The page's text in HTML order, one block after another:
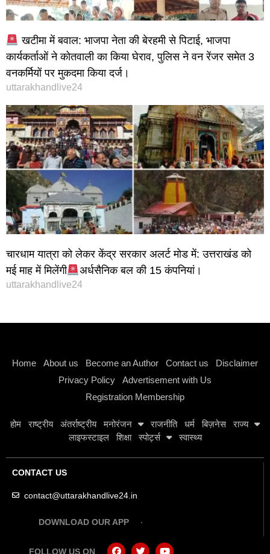
खटीमा में बवाल: भाजपा नेता की बेरहमी से पिटाई, भाजपा
कार्यकर्ताओं ने कोतवाली का किया घेराव, पुलिस ने वन रेंजर समेत 3
वनकर्मियों पर मुकदमा किया दर्ज।
uttarakhandlive24
चारधाम यात्रा को लेकर केंद्र सरकार अलर्ट मोड में: उत्तराखंड को
मई माह में मिलेंगी
अर्धसैनिक बल की 15 कंपनियां।
uttarakhandlive24
Home About us Become an Author Contact us
Disclaimer
Privacy Policy
Advertisement with Us
Registration Membership
होम राष्ट्रीय अंतर्राष्ट्रीय मनोरंजन राजनीति धर्म बिज़नेस
राज्य
लाइफस्टाइल
शिक्षा स्पोर्ट्स स्वास्थ्य
CONTACT US
contact@uttarakhandlive24.in
DOWNLOAD OUR APP
FOLLOW US ON